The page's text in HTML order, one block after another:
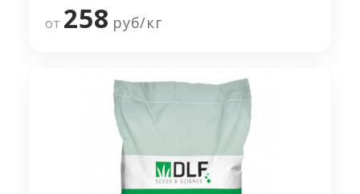
от 258 руб/кг